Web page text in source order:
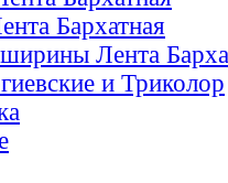
Бархатная
Лента
и Триколор